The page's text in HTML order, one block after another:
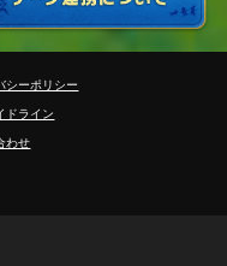
シーポリシー
ドライン
わせ